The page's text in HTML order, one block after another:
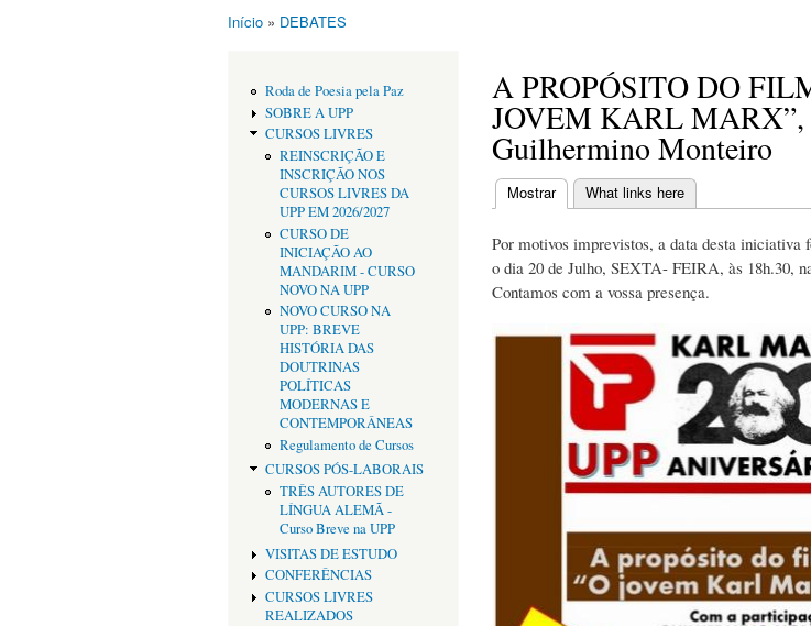
Início » DEBATES
Roda de Poesia pela Paz
SOBRE A UPP
CURSOS LIVRES
REINSCRIÇÃO E
INSCRIÇÃO NOS
CURSOS LIVRES DA
UPP EM 2026/2027
CURSO DE
INICIAÇÃO AO
MANDARIM - CURSO
NOVO NA UPP
NOVO CURSO NA
UPP: BREVE
HISTÓRIA DAS
DOUTRINAS
POLÍTICAS
MODERNAS E
CONTEMPORÂNEAS
Regulamento de Cursos
CURSOS PÓS-LABORAIS
TRÊS AUTORES DE
LÍNGUA ALEMÃ -
Curso Breve na UPP
VISITAS DE ESTUDO
CONFERÊNCIAS
CURSOS LIVRES
REALIZADOS
A PROPÓSITO DO
JOVEM KARL MARX”,
Guilhermino Monteiro
Separadores primários
Mostrar(separador ativo)
What links here
Por motivos imprevistos, a data desta iniciativa
o dia 20 de Julho, SEXTA- FEIRA, às 18h.30,
Contamos com a vossa presença.